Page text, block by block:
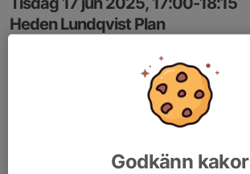
Heden Lundqvist Plan
Godkänn kakor